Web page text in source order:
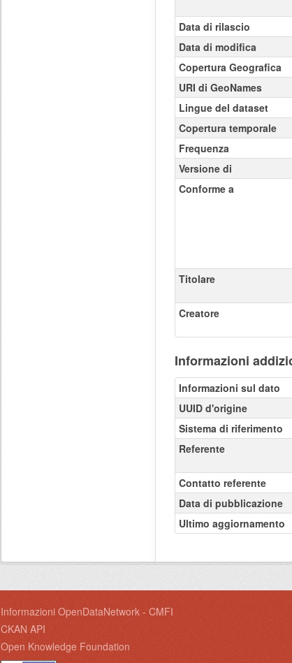
Data di rilascio
Data di modifica
Copertura Geografica
URI di GeoNames
Lingue del dataset
Copertura temporale
Frequenza
Versione di
Conforme a
Titolare
Creatore
Informazioni
Informazioni sul dato
UUID d'origine
Sistema di riferimento
Referente
Contatto referente
Data di pubblicazione
Ultimo aggiornamento
Informazioni OpenDataNetwork - CMFI
CKAN API
Open Knowledge Foundation